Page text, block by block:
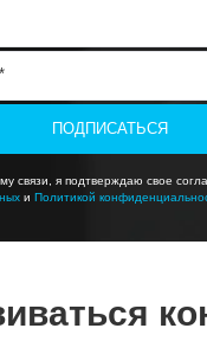
ПОДПИСАТЬСЯ
связи, я подтверждаю свое
и Политикой